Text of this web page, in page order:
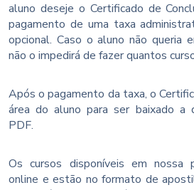
aluno deseje o Certificado de
pagamento de uma taxa
opcional. Caso o aluno não queria
não o impedirá de fazer quantos
Após o pagamento da taxa, o
área do aluno para ser baixado a
PDF.
Os cursos disponíveis em nossa
online e estão no formato de